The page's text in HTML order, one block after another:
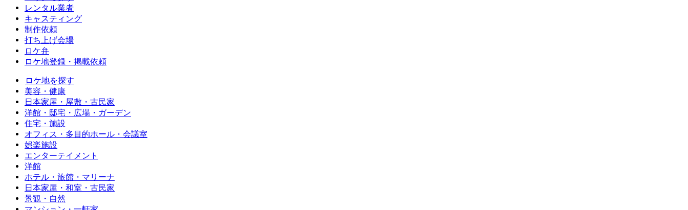
レンタル業者
キャスティング
制作依頼
打ち上げ会場
ロケ弁
ロケ地登録・掲載依頼
ロケ地を探す
美容・健康
日本家屋・屋敷・古民家
洋館・邸宅・広場・ガーデン
住宅・施設
オフィス・多目的ホール・会議室
娯楽施設
エンターテイメント
洋館
ホテル・旅館・マリーナ
日本家屋・和室・古民家
景観・自然